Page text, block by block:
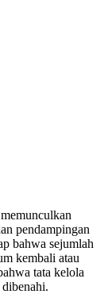
pendampingan
bahwa sejumlah
kembali atau
tata kelola